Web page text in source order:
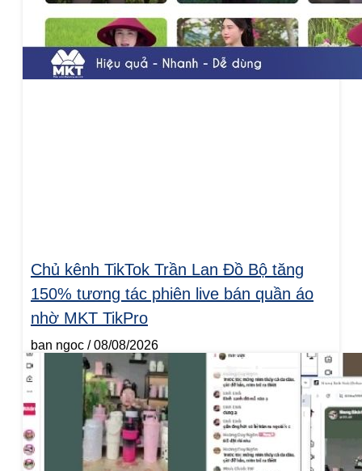
Chủ kênh TikTok Trần Lan Đồ Bộ tăng
150% tương tác phiên live bán quần áo
nhờ MKT TikPro
ban ngoc 08/08/2026